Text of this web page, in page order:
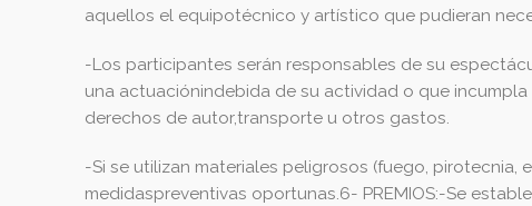
aquellos el equipotécnico y artístico que pudieran
-Los participantes serán responsables de su
una actuaciónindebida de su actividad o que
derechos de autor,transporte u otros gastos.
-Si se utilizan materiales peligrosos (fuego,
medidaspreventivas oportunas.6- PREMIOS:-Se